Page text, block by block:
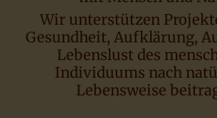
Wir unterstützen
Gesundheit, Aufklärung,
Lebenslust des
Individuums nach
Lebensweise